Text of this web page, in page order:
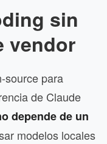
sin
vendor
source para
de Claude
depende de un
modelos locales